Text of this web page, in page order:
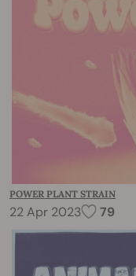
POWER PLANT STRAIN
22 Apr 2023 79